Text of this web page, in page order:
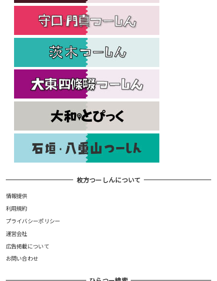
枚方つーしんについて
情報提供
利用規約
プライバシーポリシー
運営会社
広告掲載について
お問い合わせ